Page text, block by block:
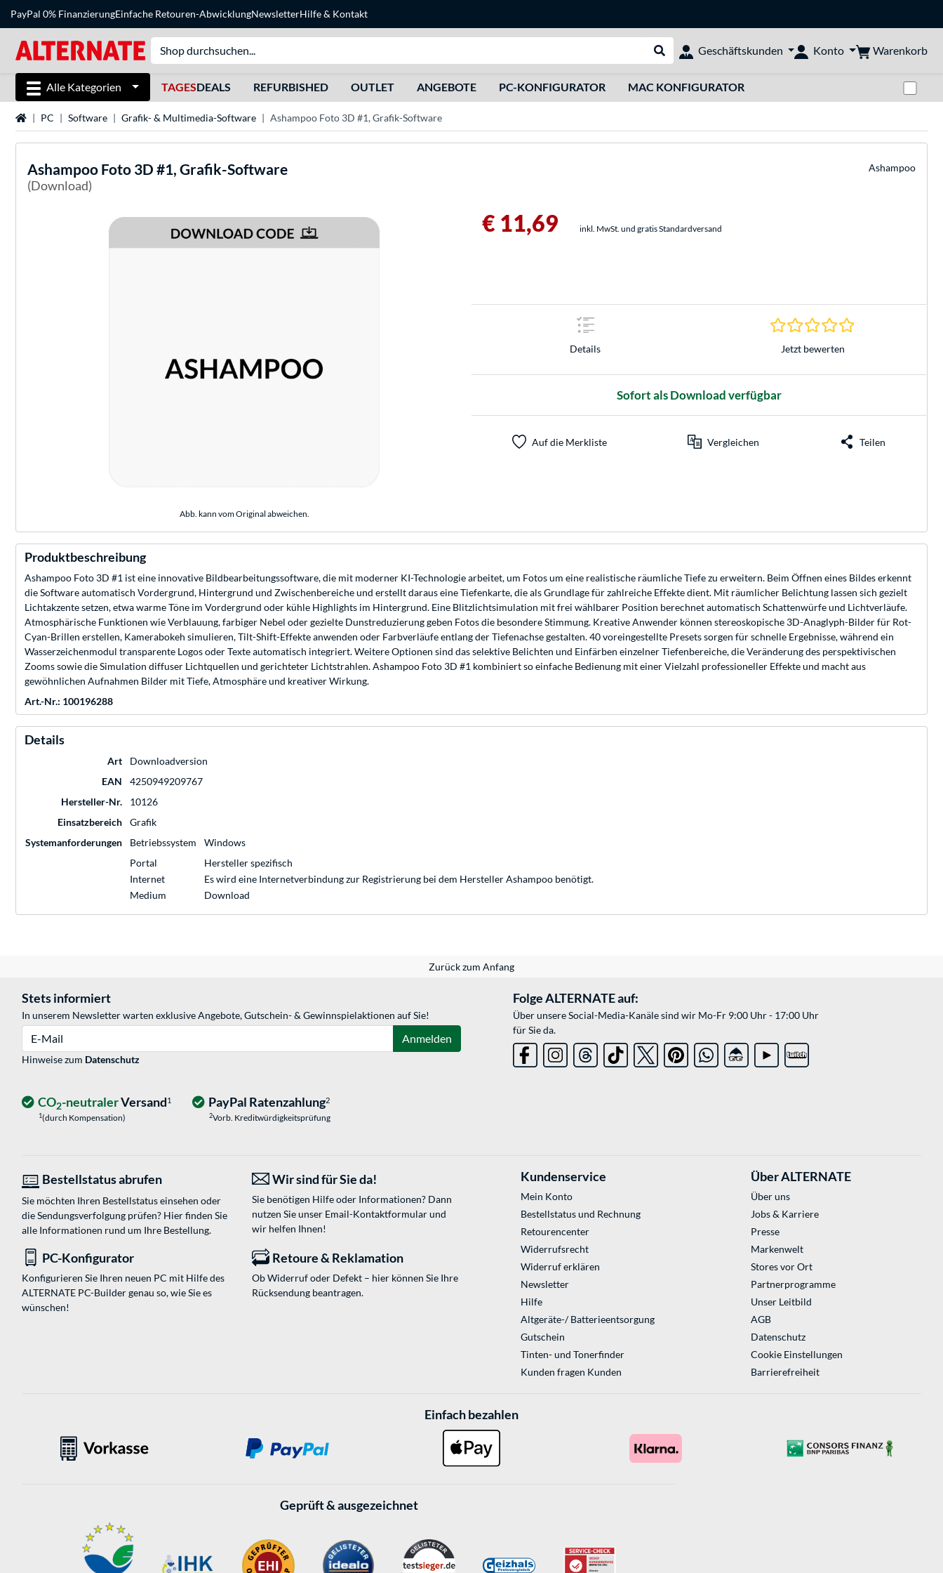
PayPal 0% FinanzierungEinfache Retouren-AbwicklungNewsletterHilfe& Kontakt
Suche durchführen
Geschäftskunden Konto Warenkorb
Alle Kategorien TAGESDEALS REFURBISHED OUTLET ANGEBOTE PC-KONFIGURATOR MAC KONFIGURATOR
Startseite
PC Software Grafik- & Multimedia-Software Ashampoo Foto 3D #1, Grafik-Software
Ashampoo Foto 3D #1, Grafik-Software
(Download)
Ashampoo
Abb. kann vom Original abweichen.
€ 11,69 inkl. MwSt. und gratis Standardversand
Details
0.0 Sterne bei 0
Jetzt bewerten
Sofort als Download verfügbar
Auf die Merkliste Vergleichen Teilen
Produktbeschreibung
Ashampoo Foto 3D #1 ist eine innovative Bildbearbeitungssoftware, die mit moderner KI-Technologie arbeitet, um Fotos um eine realistische räumliche Tiefe zu erweitern. Beim Öffnen eines Bildes erkennt
die Software automatisch Vordergrund, Hintergrund und Zwischenbereiche und erstellt daraus eine Tiefenkarte, die als Grundlage für zahlreiche Effekte dient. Mit räumlicher Belichtung lassen sich gezielt
Lichtakzente setzen, etwa warme Töne im Vordergrund oder kühle Highlights im Hintergrund. Eine Blitzlichtsimulation mit frei wählbarer Position berechnet automatisch Schattenwürfe und Lichtverläufe.
Atmosphärische Funktionen wie Verblauung, farbiger Nebel oder gezielte Dunstreduzierung geben Fotos die besondere Stimmung. Kreative Anwender können stereoskopische 3D-Anaglyph-Bilder für Rot-
Cyan-Brillen erstellen, Kamerabokeh simulieren, Tilt-Shift-Effekte anwenden oder Farbverläufe entlang der Tiefenachse gestalten. 40 voreingestellte Presets sorgen für schnelle Ergebnisse, während ein
Wasserzeichenmodul transparente Logos oder Texte automatisch integriert. Weitere Optionen sind das selektive Belichten und Einfärben einzelner Tiefenbereiche, die Veränderung des perspektivischen
Zooms sowie die Simulation diffuser Lichtquellen und gerichteter Lichtstrahlen. Ashampoo Foto 3D #1 kombiniert so einfache Bedienung mit einer Vielzahl professioneller Effekte und macht aus
gewöhnlichen Aufnahmen Bilder mit Tiefe, Atmosphäre und kreativer Wirkung.
Art.-Nr.: 100196288
Details
Art
Downloadversion
EAN
4250949209767
Hersteller-Nr.
10126
Einsatzbereich
Grafik
Systemanforderungen
Betriebssystem
Windows
Portal
Hersteller spezifisch
Internet
Es wird eine Internetverbindung zur Registrierung bei dem Hersteller Ashampoo benötigt.
Medium
Download
Zurück zum Anfang
Stets informiert
In unserem Newsletter warten exklusive Angebote, Gutschein- & Gewinnspielaktionen auf Sie!
Anmelden
Hinweise zum Datenschutz
Folge ALTERNATE auf:
Über unsere Social-Media-Kanäle sind wir Mo-Fr 9:00 Uhr - 17:00 Uhr
für Sie da.
CO2-neutralerVersand1
1(durch Kompensation)
PayPal Ratenzahlung2
2Vorb. Kreditwürdigkeitsprüfung
Bestellstatus abrufen
Sie möchten Ihren Bestellstatus einsehen oder
die Sendungsverfolgung prüfen? Hier finden Sie
alle Informationen rund um Ihre Bestellung.
Wir sind für Sie da!
Sie benötigen Hilfe oder Informationen? Dann
nutzen Sie unser Email-Kontaktformularund
wir helfen Ihnen!
PC-Konfigurator
Konfigurieren Sie Ihren neuen PC mit Hilfe des
ALTERNATE PC-Builder genau so, wie Sie es
wünschen!
Retoure & Reklamation
Ob Widerruf oder Defekt – hier können Sie Ihre
Rücksendung beantragen.
Kundenservice
Mein Konto
Bestellstatus und Rechnung
Retourencenter
Widerrufsrecht
Widerruf erklären
Newsletter
Hilfe
Altgeräte-/ Batterieentsorgung
Gutschein
Tinten- und Tonerfinder
Kunden fragen Kunden
Über ALTERNATE
Über uns
Jobs & Karriere
Presse
Markenwelt
Stores vor Ort
Partnerprogramme
Unser Leitbild
AGB
Datenschutz
Cookie Einstellungen
Barrierefreiheit
Einfach bezahlen
Geprüft & ausgezeichnet